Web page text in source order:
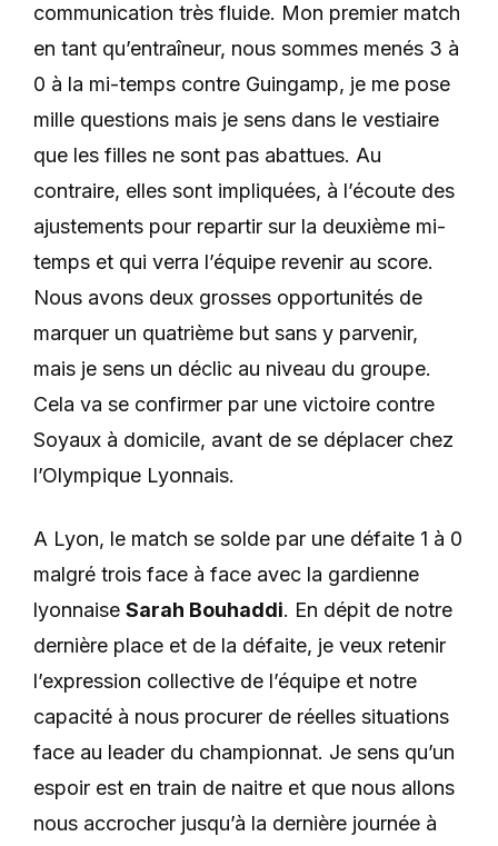
communication très fluide. Mon premier match
en tant qu’entraîneur, nous sommes menés 3 à
0 à la mi-temps contre Guingamp, je me pose
mille questions mais je sens dans le vestiaire
que les filles ne sont pas abattues. Au
contraire, elles sont impliquées, à l’écoute des
ajustements pour repartir sur la deuxième mi-
temps et qui verra l’équipe revenir au score.
Nous avons deux grosses opportunités de
marquer un quatrième but sans y parvenir,
mais je sens un déclic au niveau du groupe.
Cela va se confirmer par une victoire contre
Soyaux à domicile, avant de se déplacer chez
l’Olympique Lyonnais.
A Lyon, le match se solde par une défaite 1 à 0
malgré trois face à face avec la gardienne
lyonnaise Sarah Bouhaddi. En dépit de notre
dernière place et de la défaite, je veux retenir
l’expression collective de l’équipe et notre
capacité à nous procurer de réelles situations
face au leader du championnat. Je sens qu’un
espoir est en train de naitre et que nous allons
nous accrocher jusqu’à la dernière journée à